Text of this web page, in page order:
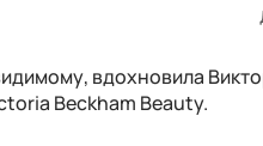
вдохновила
Beckham Beauty.